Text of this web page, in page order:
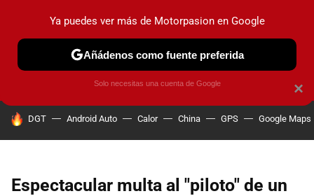
PRUEBAS COCHES ELÉCTRICOS OBSERVATORIO
HOY SE HABLA DE
DGT Android Auto Calor China GPS Google Maps
Espectacular multa al "piloto" de un
×
Ya puedes ver más de Motorpasion en Google
Añádenos como fuente preferida
Solo necesitas una cuenta de Google